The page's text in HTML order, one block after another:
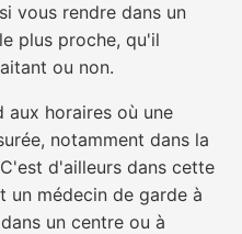
vous rendre dans un
plus proche, qu'il
ou non.
aux horaires où une
notamment dans la
d'ailleurs dans cette
un médecin de garde à
un centre ou à